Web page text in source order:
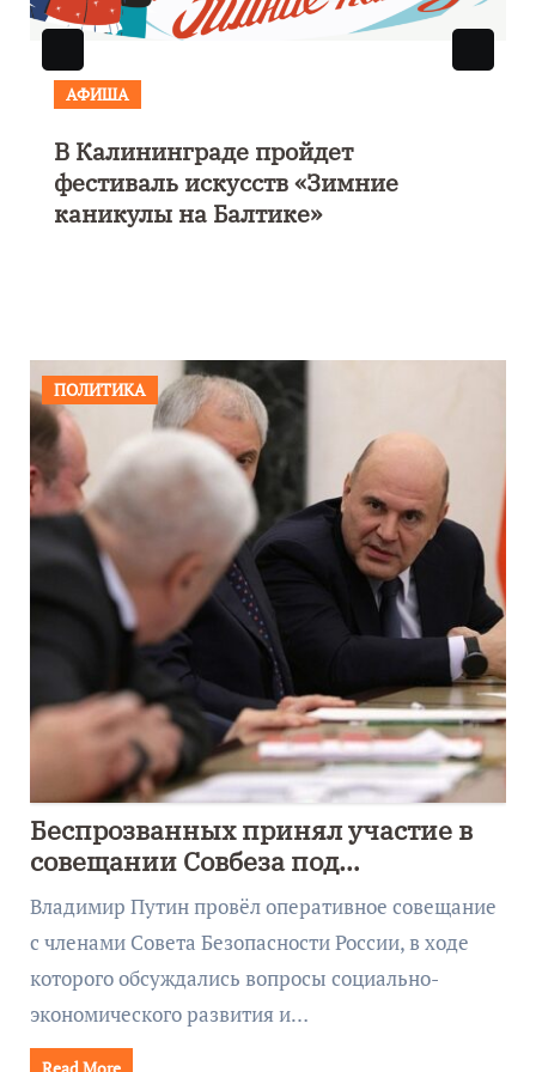
АФИША
В Калининграде пройдет
фестиваль искусств «Зимние
каникулы на Балтике»
ПОЛИТИКА
Беспрозванных принял участие в
совещании Совбеза под
руководством Путина
Владимир Путин провёл оперативное совещание
с членами Совета Безопасности России, в ходе
которого обсуждались вопросы социально-
экономического развития и…